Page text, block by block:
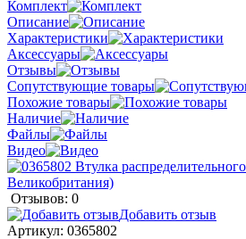
Комплект
Описание
Характеристики
Аксессуары
Отзывы
Сопутствующие товары
Похожие товары
Наличие
Файлы
Видео
Отзывов: 0
Добавить отзыв
Артикул: 0365802